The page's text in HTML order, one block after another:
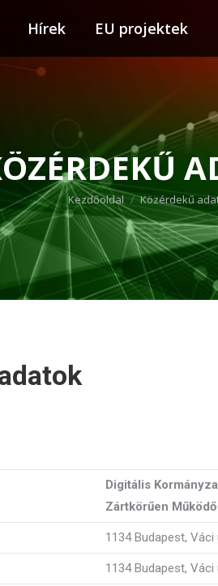
Hírek EU projektek
You are here:
Kezdőoldal Közérdekű
Digitális
Zártkörűen
1134 Budapest, Váci
1134 Budapest, Váci
Hírek EU projektek